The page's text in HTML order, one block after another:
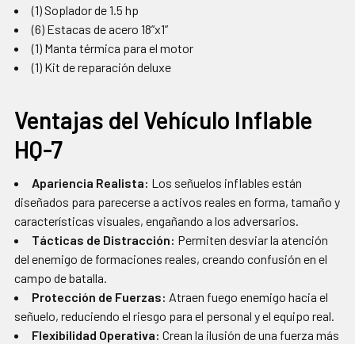
(1) Soplador de 1.5 hp
(6) Estacas de acero 18”x1”
(1) Manta térmica para el motor
(1) Kit de reparación deluxe
Ventajas del Vehículo Inflable
HQ-7
Apariencia Realista: Los señuelos inflables están
diseñados para parecerse a activos reales en forma, tamaño y
características visuales, engañando a los adversarios.
Tácticas de Distracción: Permiten desviar la atención
del enemigo de formaciones reales, creando confusión en el
campo de batalla.
Protección de Fuerzas: Atraen fuego enemigo hacia el
señuelo, reduciendo el riesgo para el personal y el equipo real.
Flexibilidad Operativa: Crean la ilusión de una fuerza más